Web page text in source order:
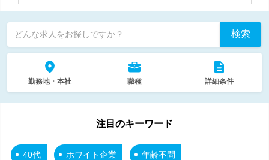
どんな求人をお探しですか？ 検索
勤務地・本社 職種 詳細条件
注目のキーワード
40代 ホワイト企業 年齢不問